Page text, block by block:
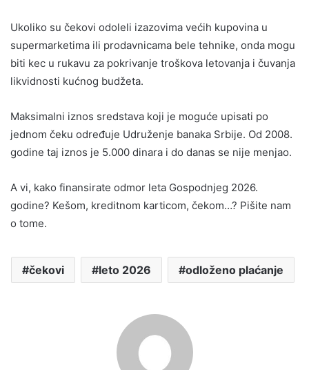
Ukoliko su čekovi odoleli izazovima većih kupovina u
supermarketima ili prodavnicama bele tehnike, onda mogu
biti kec u rukavu za pokrivanje troškova letovanja i čuvanja
likvidnosti kućnog budžeta.
Maksimalni iznos sredstava koji je moguće upisati po
jednom čeku određuje Udruženje banaka Srbije. Od 2008.
godine taj iznos je 5.000 dinara i do danas se nije menjao.
A vi, kako finansirate odmor leta Gospodnjeg 2026.
godine? Kešom, kreditnom karticom, čekom…? Pišite nam
o tome.
čekovi leto 2026 odloženo plaćanje